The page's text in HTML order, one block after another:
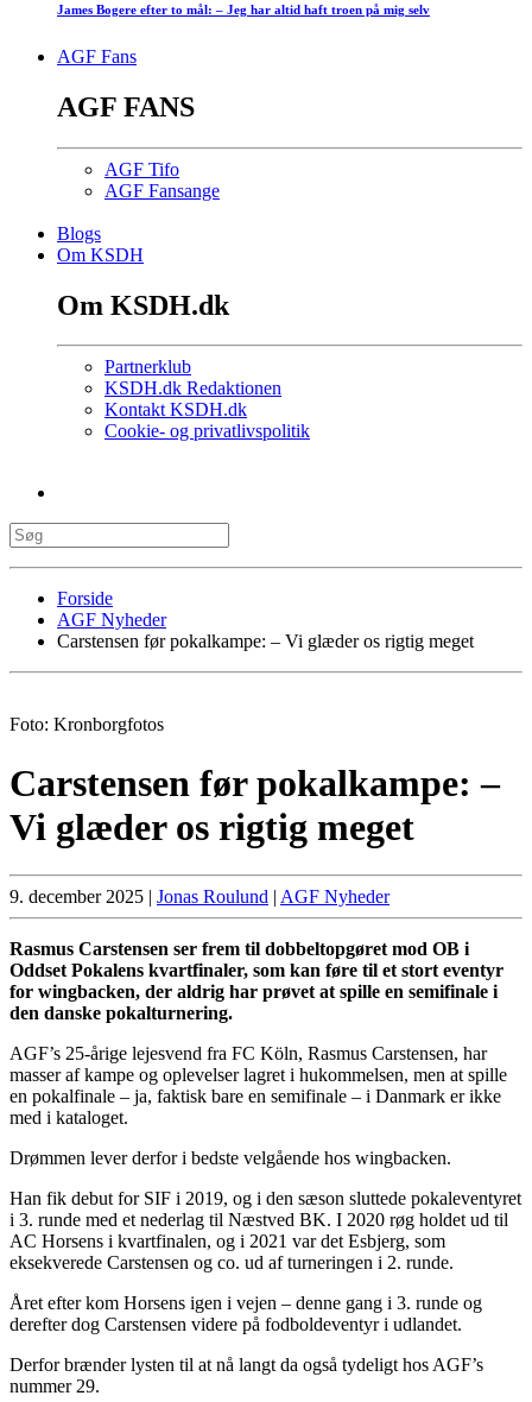
James Bogere efter to mål: – Jeg har altid haft troen på mig selv
AGF Fans
AGF FANS
AGF Tifo
AGF Fansange
Blogs
Om KSDH
Om KSDH.dk
Partnerklub
KSDH.dk Redaktionen
Kontakt KSDH.dk
Cookie- og privatlivspolitik
Forside
AGF Nyheder
Carstensen før pokalkampe: – Vi glæder os rigtig meget
Foto: Kronborgfotos
Carstensen før pokalkampe: –
Vi glæder os rigtig meget
9. december 2025 | Jonas Roulund | AGF Nyheder
Rasmus Carstensen ser frem til dobbeltopgøret mod OB i
Oddset Pokalens kvartfinaler, som kan føre til et stort eventyr
for wingbacken, der aldrig har prøvet at spille en semifinale i
den danske pokalturnering.
AGF’s 25-årige lejesvend fra FC Köln, Rasmus Carstensen, har
masser af kampe og oplevelser lagret i hukommelsen, men at spille
en pokalfinale – ja, faktisk bare en semifinale – i Danmark er ikke
med i kataloget.
Drømmen lever derfor i bedste velgående hos wingbacken.
Han fik debut for SIF i 2019, og i den sæson sluttede pokaleventyret
i 3. runde med et nederlag til Næstved BK. I 2020 røg holdet ud til
AC Horsens i kvartfinalen, og i 2021 var det Esbjerg, som
eksekverede Carstensen og co. ud af turneringen i 2. runde.
Året efter kom Horsens igen i vejen – denne gang i 3. runde og
derefter dog Carstensen videre på fodboldeventyr i udlandet.
Derfor brænder lysten til at nå langt da også tydeligt hos AGF’s
nummer 29.